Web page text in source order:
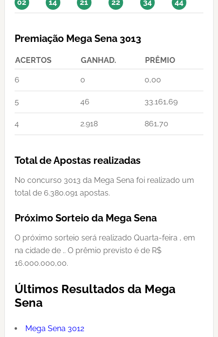
02 14 21 22 34 44
Premiação Mega Sena 3013
ACERTOS GANHAD. PRÊMIO
6 0 0,00
5 46 33.161,69
4 2.918 861,70
Total de Apostas realizadas
No concurso 3013 da Mega Sena foi realizado um
total de 6.380.091 apostas.
Próximo Sorteio da Mega Sena
O próximo sorteio será realizado Quarta-feira , em
na cidade de .. O prêmio previsto é de R$
16.000.000,00.
Últimos Resultados da Mega
Sena
Mega Sena 3012